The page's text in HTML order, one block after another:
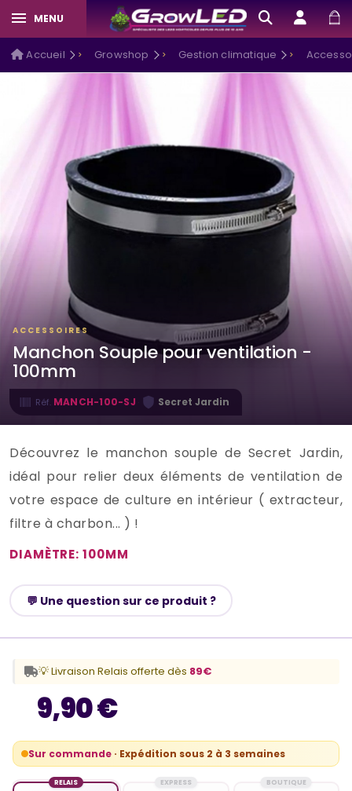
MENU
Accueil Growshop Gestion climatique
ACCESSOIRES
Manchon Souple pour ventilation -
100mm
Réf. MANCH-100-SJ Secret Jardin
Découvrez le manchon souple de Secret Jardin,
idéal pour relier deux éléments de ventilation de
votre espace de culture en intérieur ( extracteur,
filtre à charbon... ) !
DIAMÈTRE: 100MM
💬 Une question sur ce produit ?
9,90 €
Sur commande · Expédition sous 2 à 3 semaines
RELAIS EXPRESS BOUTIQUE
💡 Livraison Relais offerte dès 89€